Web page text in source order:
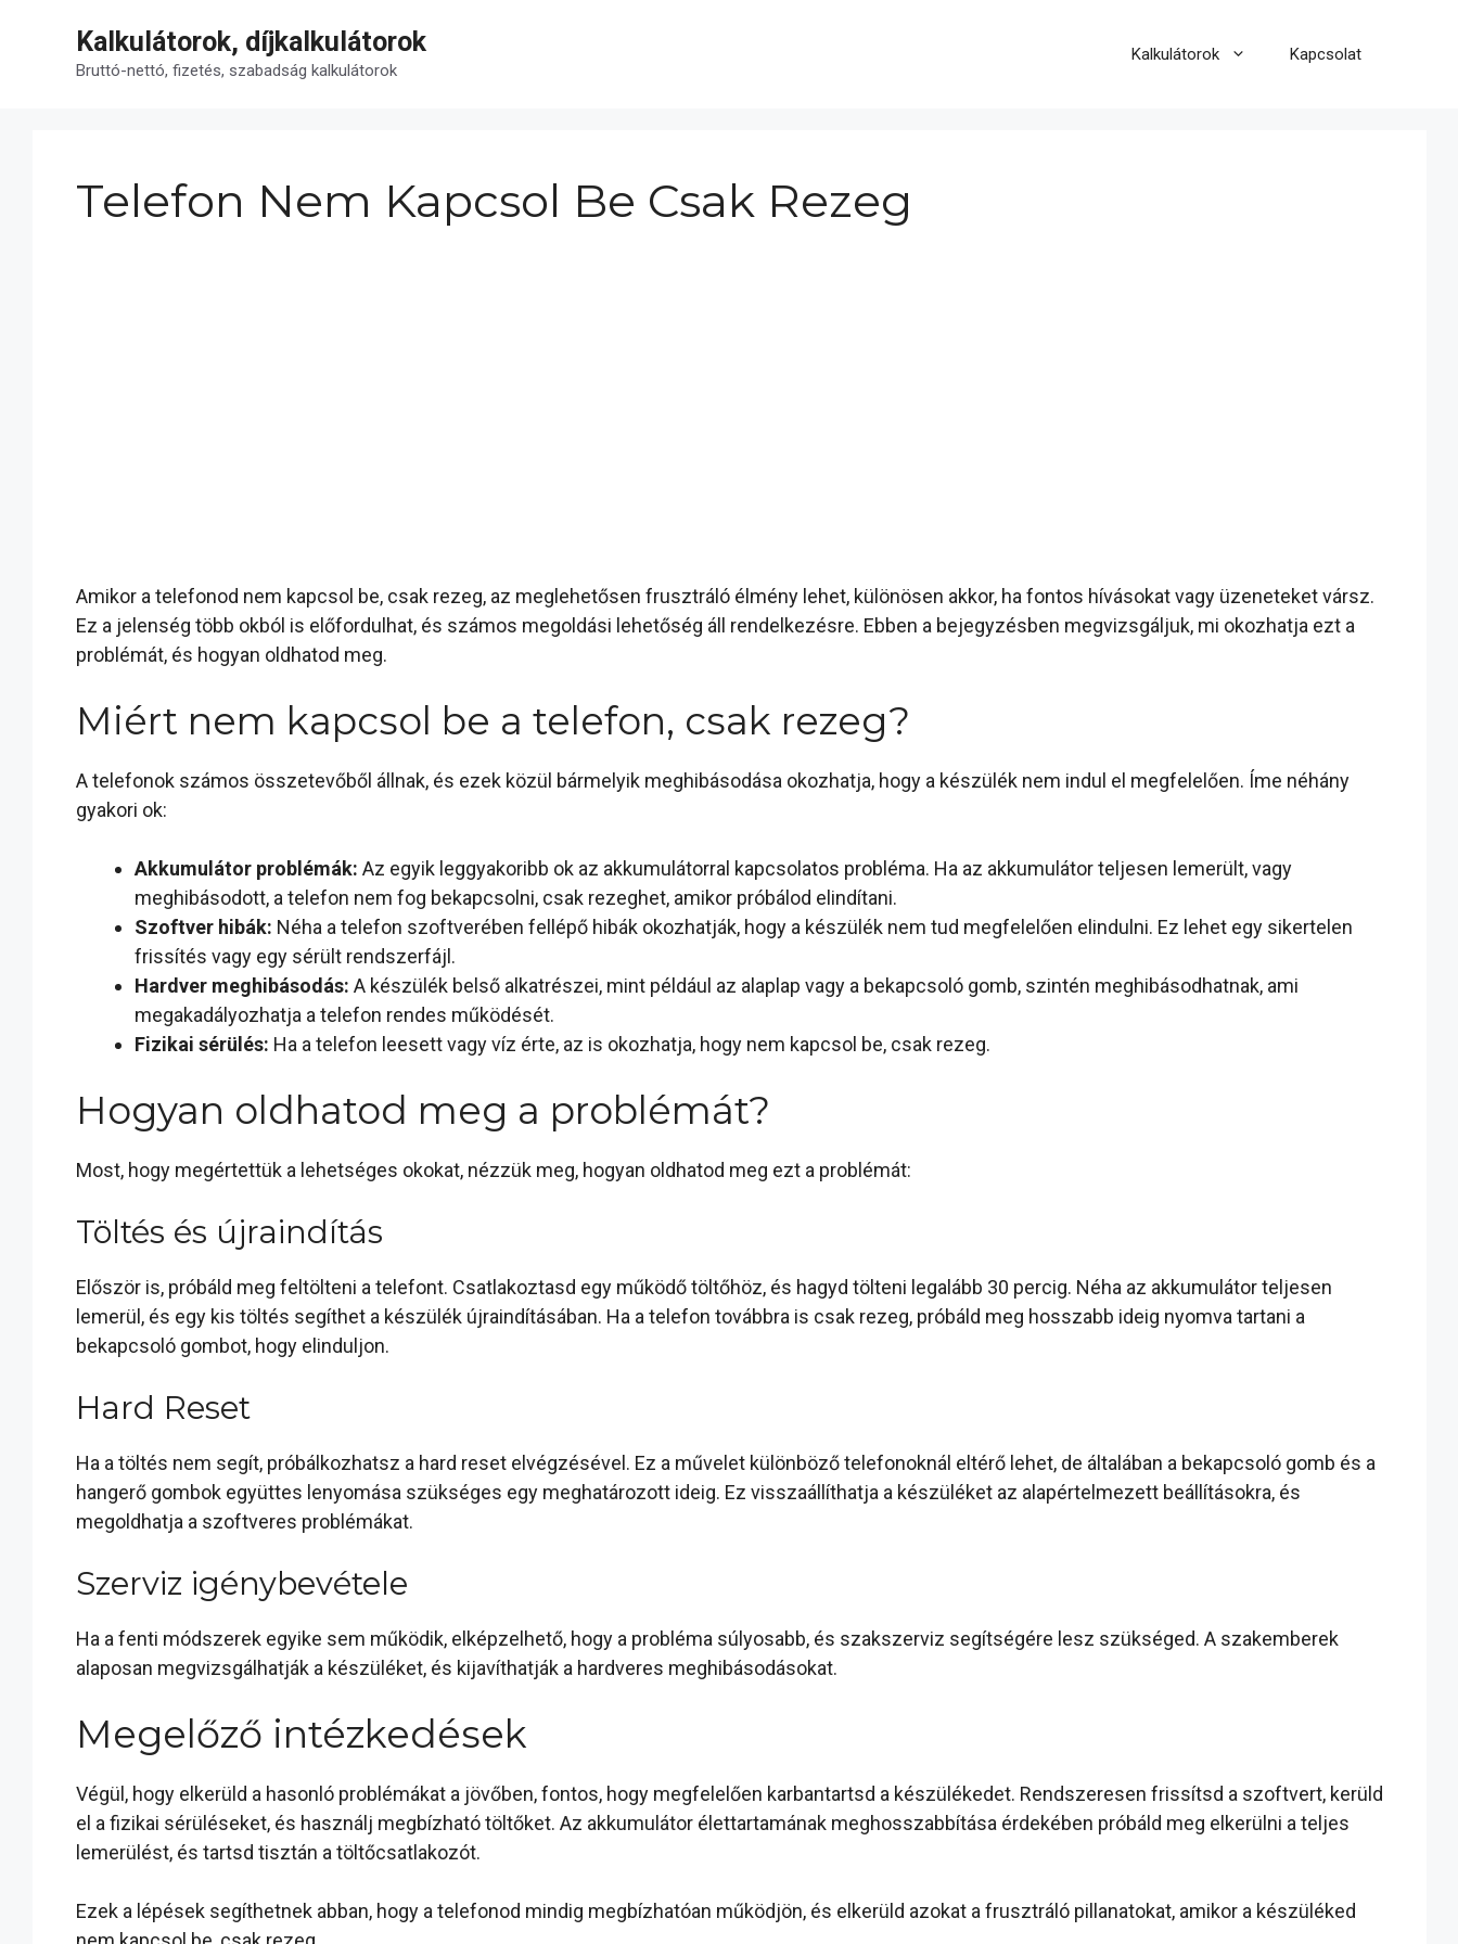
tartalomba
Kalkulátorok, díjkalkulátorok
Bruttó-nettó, fizetés, szabadság kalkulátorok
Kalkulátorok Kapcsolat
Telefon Nem Kapcsol Be Csak Rezeg
Amikor a telefonod nem kapcsol be, csak rezeg, az meglehetősen frusztráló élmény lehet, különösen akkor, ha fontos hívásokat vagy üzeneteket vársz.
Ez a jelenség több okból is előfordulhat, és számos megoldási lehetőség áll rendelkezésre. Ebben a bejegyzésben megvizsgáljuk, mi okozhatja ezt a
problémát, és hogyan oldhatod meg.
Miért nem kapcsol be a telefon, csak rezeg?
A telefonok számos összetevőből állnak, és ezek közül bármelyik meghibásodása okozhatja, hogy a készülék nem indul el megfelelően. Íme néhány
gyakori ok:
Akkumulátor problémák: Az egyik leggyakoribb ok az akkumulátorral kapcsolatos probléma. Ha az akkumulátor teljesen lemerült, vagy
meghibásodott, a telefon nem fog bekapcsolni, csak rezeghet, amikor próbálod elindítani.
Szoftver hibák: Néha a telefon szoftverében fellépő hibák okozhatják, hogy a készülék nem tud megfelelően elindulni. Ez lehet egy sikertelen
frissítés vagy egy sérült rendszerfájl.
Hardver meghibásodás: A készülék belső alkatrészei, mint például az alaplap vagy a bekapcsoló gomb, szintén meghibásodhatnak, ami
megakadályozhatja a telefon rendes működését.
Fizikai sérülés: Ha a telefon leesett vagy víz érte, az is okozhatja, hogy nem kapcsol be, csak rezeg.
Hogyan oldhatod meg a problémát?
Most, hogy megértettük a lehetséges okokat, nézzük meg, hogyan oldhatod meg ezt a problémát:
Töltés és újraindítás
Először is, próbáld meg feltölteni a telefont. Csatlakoztasd egy működő töltőhöz, és hagyd tölteni legalább 30 percig. Néha az akkumulátor teljesen
lemerül, és egy kis töltés segíthet a készülék újraindításában. Ha a telefon továbbra is csak rezeg, próbáld meg hosszabb ideig nyomva tartani a
bekapcsoló gombot, hogy elinduljon.
Hard Reset
Ha a töltés nem segít, próbálkozhatsz a hard reset elvégzésével. Ez a művelet különböző telefonoknál eltérő lehet, de általában a bekapcsoló gomb és a
hangerő gombok együttes lenyomása szükséges egy meghatározott ideig. Ez visszaállíthatja a készüléket az alapértelmezett beállításokra, és
megoldhatja a szoftveres problémákat.
Szerviz igénybevétele
Ha a fenti módszerek egyike sem működik, elképzelhető, hogy a probléma súlyosabb, és szakszerviz segítségére lesz szükséged. A szakemberek
alaposan megvizsgálhatják a készüléket, és kijavíthatják a hardveres meghibásodásokat.
Megelőző intézkedések
Végül, hogy elkerüld a hasonló problémákat a jövőben, fontos, hogy megfelelően karbantartsd a készülékedet. Rendszeresen frissítsd a szoftvert, kerüld
el a fizikai sérüléseket, és használj megbízható töltőket. Az akkumulátor élettartamának meghosszabbítása érdekében próbáld meg elkerülni a teljes
lemerülést, és tartsd tisztán a töltőcsatlakozót.
Ezek a lépések segíthetnek abban, hogy a telefonod mindig megbízhatóan működjön, és elkerüld azokat a frusztráló pillanatokat, amikor a készüléked